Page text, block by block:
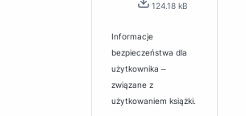
124.18 kB
Informacje
bezpieczeństwa dla
użytkownika ‒
związane z
użytkowaniem książki.